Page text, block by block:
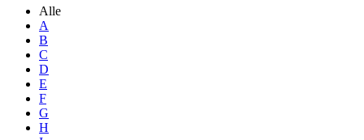
Alle
A
B
C
D
E
F
G
H